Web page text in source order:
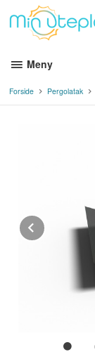
innholdet
Meny
Forside Pergolatak
Prev